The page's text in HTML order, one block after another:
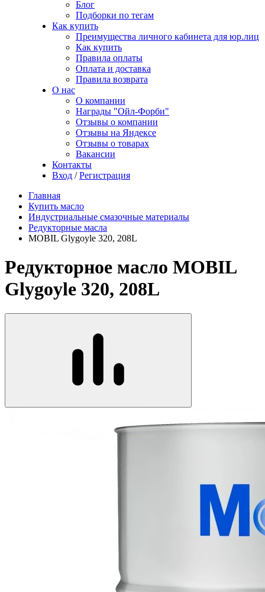
Блог
Подборки по тегам
Как купить
Преимущества личного кабинета для юр.лиц
Как купить
Правила оплаты
Оплата и доставка
Правила возврата
О нас
О компании
Награды "Ойл-Форби"
Отзывы о компании
Отзывы на Яндексе
Отзывы о товарах
Вакансии
Контакты
Вход / Регистрация
Главная
Купить масло
Индустриальные смазочные материалы
Редукторные масла
MOBIL Glygoyle 320, 208L
Редукторное масло MOBIL
Glygoyle 320, 208L